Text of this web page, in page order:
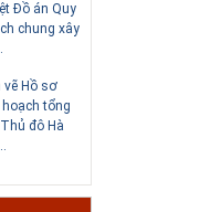
Đồ án Quy
chung xây
vẽ Hồ sơ
hoạch tổng
đô Hà